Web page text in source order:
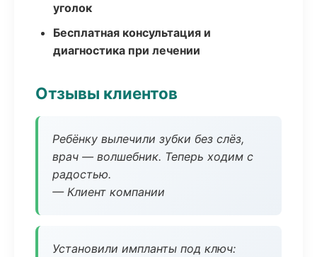
уголок
Бесплатная консультация и
диагностика при лечении
Отзывы клиентов
Ребёнку вылечили зубки без слёз,
врач — волшебник. Теперь ходим с
радостью.
— Клиент компании
Установили импланты под ключ: